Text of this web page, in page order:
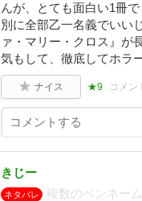
んが、とても面白い1冊
別に全部乙一名義でいい
ァ・マリー・クロス』が
気もして、徹底してホラ
ナイス ★9 コメン
きじー
ネタバレ
複数のペンネー